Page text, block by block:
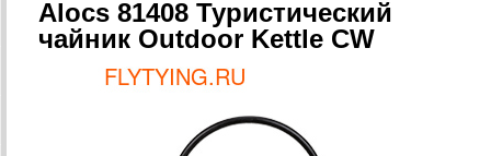
Alocs 81408 Туристический
чайник Outdoor Kettle CW